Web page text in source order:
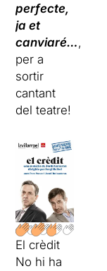
perfecte,
ja et
canviaré…,
per a
sortir
cantant
del teatre!
El crèdit
No hi ha